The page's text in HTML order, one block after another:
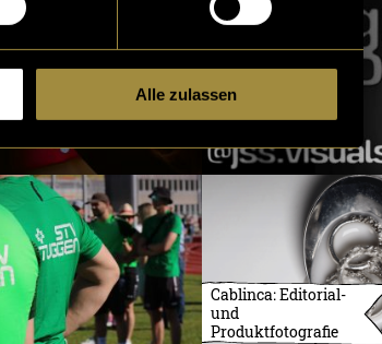
Alle zulassen
Cablinca: Editorial-
und
Produktfotografie